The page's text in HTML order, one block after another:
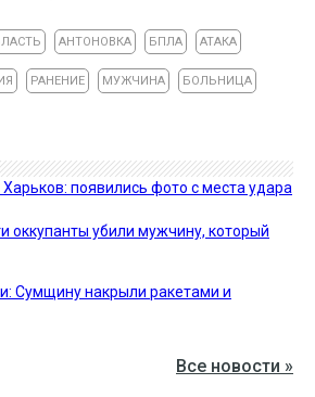
АНТОНОВКА БПЛА АТАКА
РАНЕНИЕ МУЖЧИНА БОЛЬНИЦА
появились фото с места удара
оккупанты убили мужчину, который
Сумщину накрыли ракетами и
Все новости »